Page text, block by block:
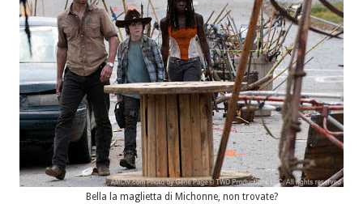
Bella la maglietta di Michonne, non trovate?